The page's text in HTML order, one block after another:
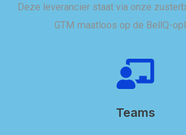
Deze leverancier staat via onze
GTM maatloos op de BellQ-
Teams